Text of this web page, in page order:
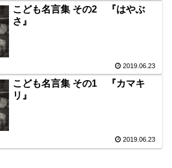
こども名言集 その2 『はやぶ
さ』
2019.06.23
こども名言集 その1 『カマキ
リ』
2019.06.23